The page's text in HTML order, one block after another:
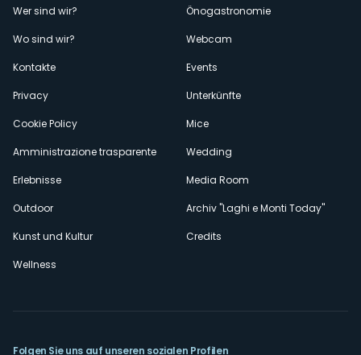
Menù
secondario
Wer sind wir?
Wo sind wir?
Kontakte
Privacy
Cookie Policy
Amministrazione trasparente
Erlebnisse
Outdoor
Kunst und Kultur
Wellness
Önogastronomie
Webcam
Events
Unterkünfte
Mice
Wedding
Media Room
Archiv "Laghi e Monti Today"
Credits
Folgen Sie uns auf unseren sozialen Profilen